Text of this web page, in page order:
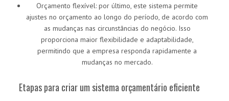
Orçamento flexível: por último, este sistema permite
ajustes no orçamento ao longo do período, de acordo com
as mudanças nas circunstâncias do negócio. Isso
proporciona maior flexibilidade e adaptabilidade,
permitindo que a empresa responda rapidamente a
mudanças no mercado.
Etapas para criar um sistema orçamentário eficiente